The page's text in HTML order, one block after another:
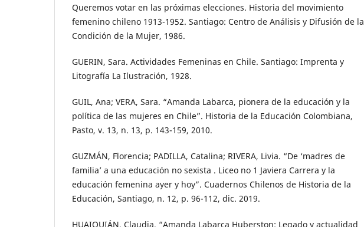
Queremos votar en las próximas elecciones. Historia del movimiento
femenino chileno 1913-1952. Santiago: Centro de Análisis y Difusión de la
Condición de la Mujer, 1986.
GUERIN, Sara. Actividades Femeninas en Chile. Santiago: Imprenta y
Litografía La Ilustración, 1928.
GUIL, Ana; VERA, Sara. “Amanda Labarca, pionera de la educación y la
política de las mujeres en Chile”. Historia de la Educación Colombiana,
Pasto, v. 13, n. 13, p. 143-159, 2010.
GUZMÁN, Florencia; PADILLA, Catalina; RIVERA, Livia. “De ‘madres de
familia’ a una educación no sexista . Liceo no 1 Javiera Carrera y la
educación femenina ayer y hoy”. Cuadernos Chilenos de Historia de la
Educación, Santiago, n. 12, p. 96-112, dic. 2019.
HUAIQUIÁN, Claudia. “Amanda Labarca Huberston: Legado y actualidad